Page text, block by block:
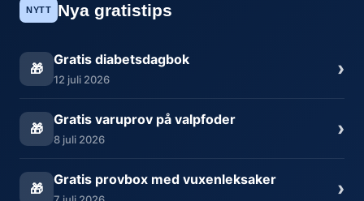
NYTT Nya gratistips
🎁
Gratis diabetsdagbok
12 juli 2026 ›
🎁
Gratis varuprov på valpfoder
8 juli 2026 ›
🎁
Gratis provbox med vuxenleksaker ›